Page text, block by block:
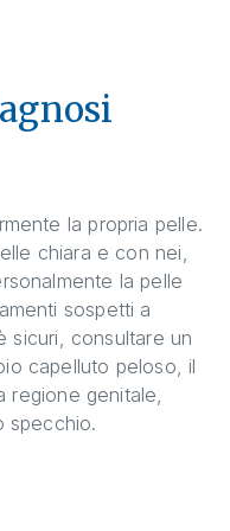
la propria pelle.
chiara e con nei,
la pelle
sospetti a
sicuri, consultare un
capelluto peloso, il
genitale,
specchio.